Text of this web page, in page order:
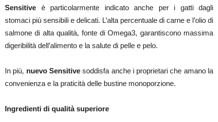
Sensitive è particolarmente indicato anche per i gatti dagli
stomaci più sensibili e delicati. L’alta percentuale di carne e l’olio di
salmone di alta qualità, fonte di Omega3, garantiscono massima
digeribilità dell’alimento e la salute di pelle e pelo.
In più, nuevo Sensitivesoddisfa anche i proprietari che amano la
convenienza e la praticità delle bustine monoporzione.
Ingredienti di qualità superiore